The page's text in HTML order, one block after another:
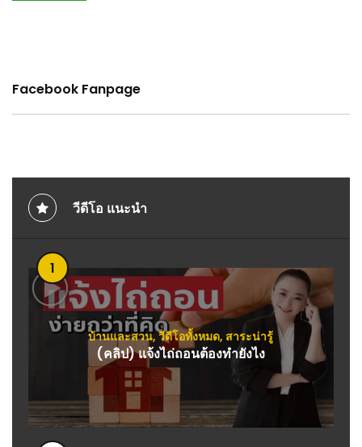
Facebook Fanpage
วีดีโอ แนะนำ
1
บ้านและสวน,วีดีโอทั้งหมด, สาระน่ารู้
(คลิป) แจ้งไถ่ถอนต้องทำยังไง